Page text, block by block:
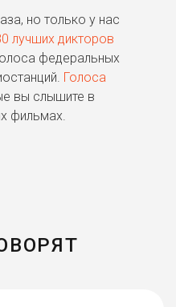
но только у нас
лучших дикторов
федеральных
Голоса
вы слышите в
фильмах.